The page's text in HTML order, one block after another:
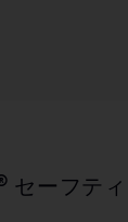
セーフテ